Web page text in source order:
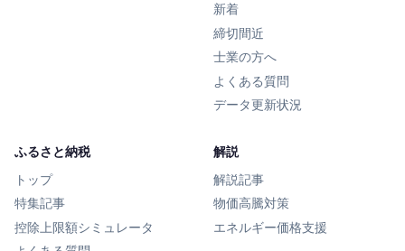
新着
締切間近
士業の方へ
よくある質問
データ更新状況
ふるさと納税
トップ
特集記事
控除上限額シミュレータ
解説
解説記事
物価高騰対策
エネルギー価格支援